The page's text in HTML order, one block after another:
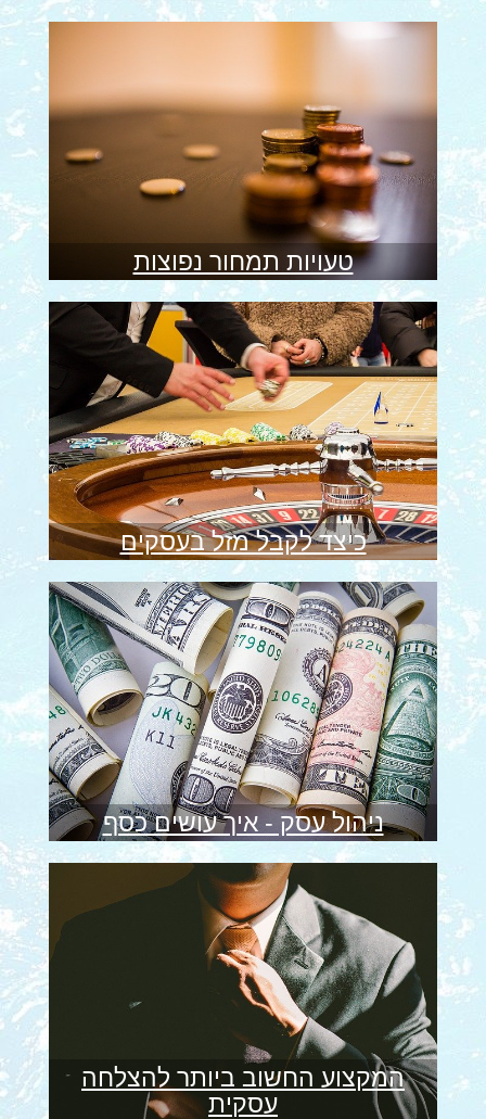
טעויות תמחור נפוצות
כיצד לקבל מזל בעסקים
ניהול עסק - איך עושים כסף
המקצוע החשוב ביותר להצלחה
עסקית